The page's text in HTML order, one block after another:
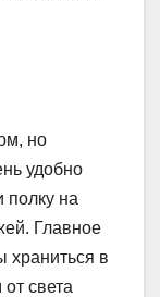
но
удобно
на
Главное
в
света